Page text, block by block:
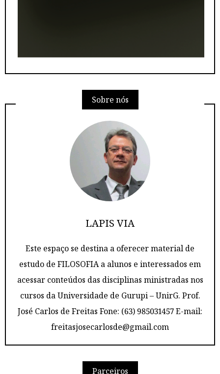
Sobre nós
LAPIS VIA
Este espaço se destina a oferecer material de
estudo de FILOSOFIA a alunos e interessados em
acessar conteúdos das disciplinas ministradas nos
cursos da Universidade de Gurupi – UnirG. Prof.
José Carlos de Freitas Fone: (63) 985031457 E-mail:
freitasjosecarlosde@gmail.com
Parceiros